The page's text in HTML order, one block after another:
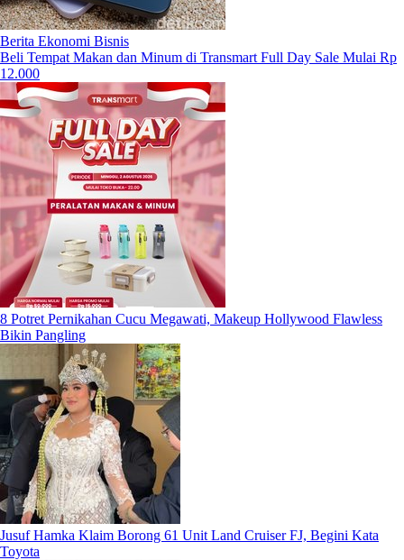
Berita Ekonomi Bisnis
Beli Tempat Makan dan Minum di Transmart Full Day Sale Mulai Rp
12.000
8 Potret Pernikahan Cucu Megawati, Makeup Hollywood Flawless
Bikin Pangling
Jusuf Hamka Klaim Borong 61 Unit Land Cruiser FJ, Begini Kata
Toyota